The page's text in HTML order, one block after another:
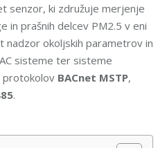
senzor, ki združuje merjenje
in prašnih delcev PM2.5 v eni
nadzor okoljskih parametrov in
sisteme ter sisteme
protokolov BACnet MSTP,
.